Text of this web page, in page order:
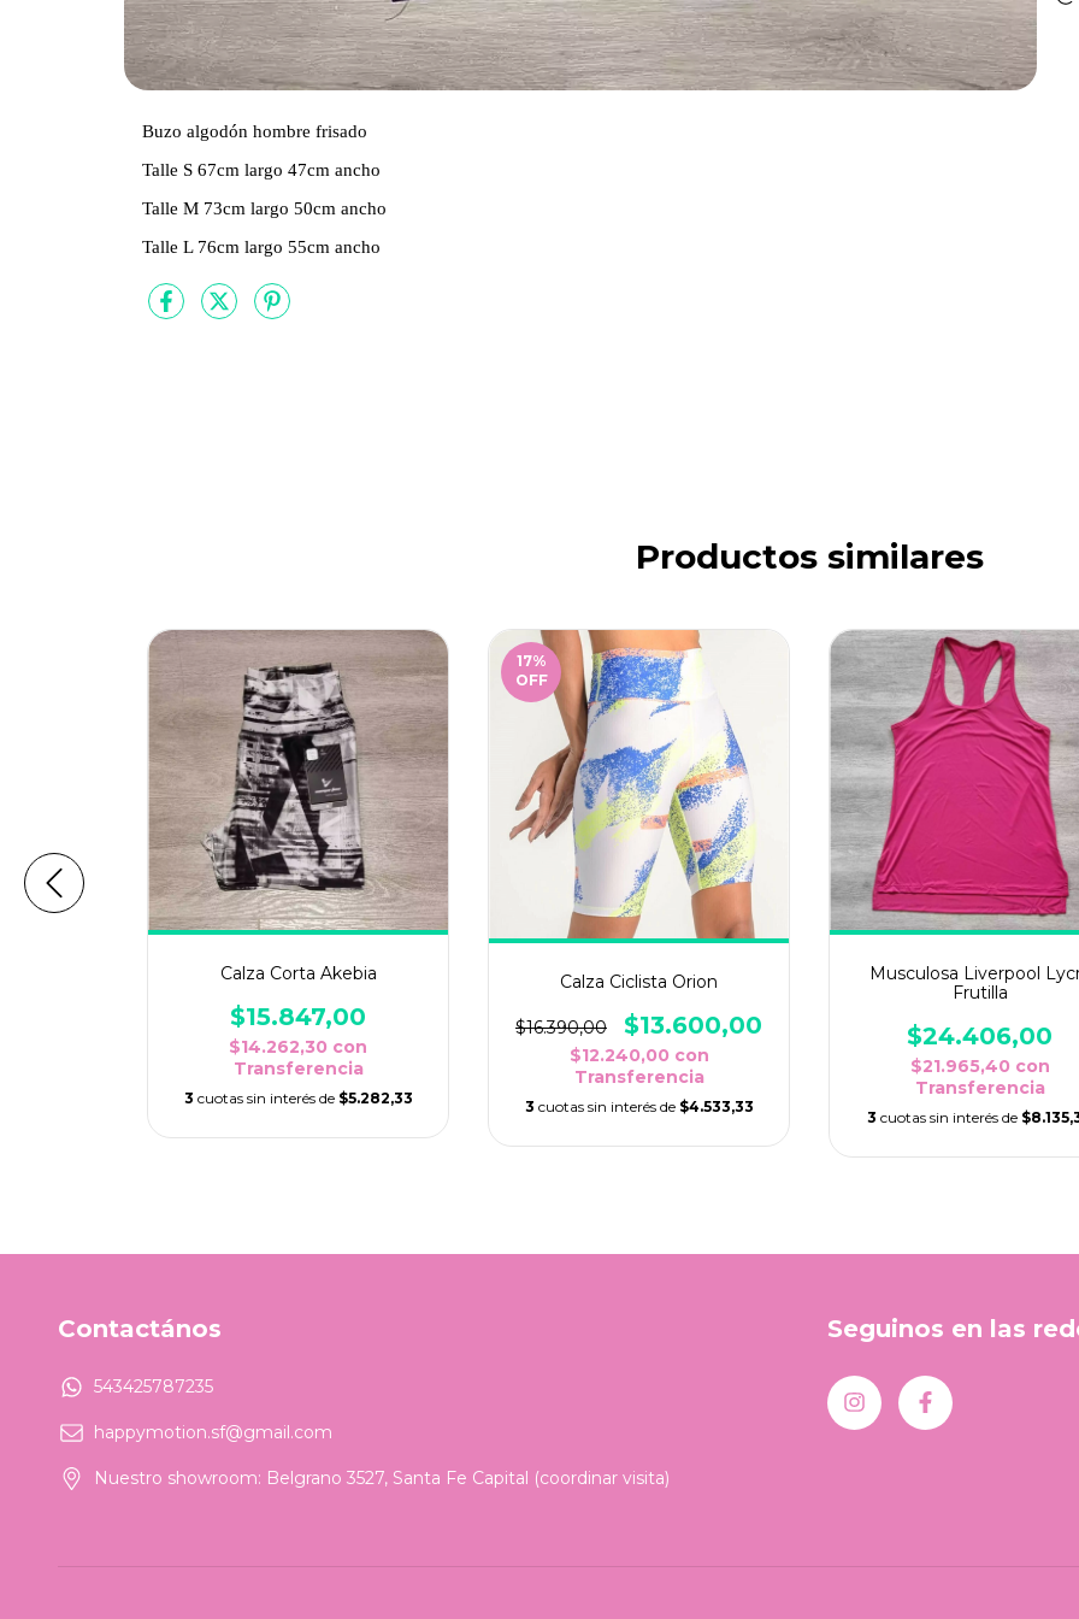
Buzo algodón hombre frisado
Talle S 67cm largo 47cm ancho
Talle M 73cm largo 50cm ancho
Talle L 76cm largo 55cm ancho
Productos similares
Calza Corta Akebia
$15.847,00
$14.262,30 con
Transferencia
3 cuotas sin interés de $5.282,33
17%
OFF
Calza Ciclista Orion
$16.390,00 $13.600,00
$12.240,00 con
Transferencia
3 cuotas sin interés de $4.533,33
Musculosa Liverpool
Frutilla
$24.406,00
$21.965,40 con
Transferencia
3 cuotas sin interés de
Contactános
543425787235
happymotion.sf@gmail.com
Nuestro showroom: Belgrano 3527, Santa Fe Capital (coordinar visita)
Seguinos en las